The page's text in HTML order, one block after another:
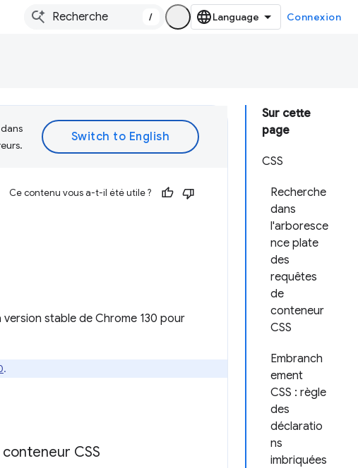
/ Connexion
Sur cette
page
CSS
Recherche
dans
l'arboresce
nce plate
des
requêtes
de
conteneur
CSS
Embranch
ement
CSS : règle
des
déclaratio
ns
imbriquées
Ce contenu vous a-t-il été utile ?
stable de Chrome 130 pour
.
CSS